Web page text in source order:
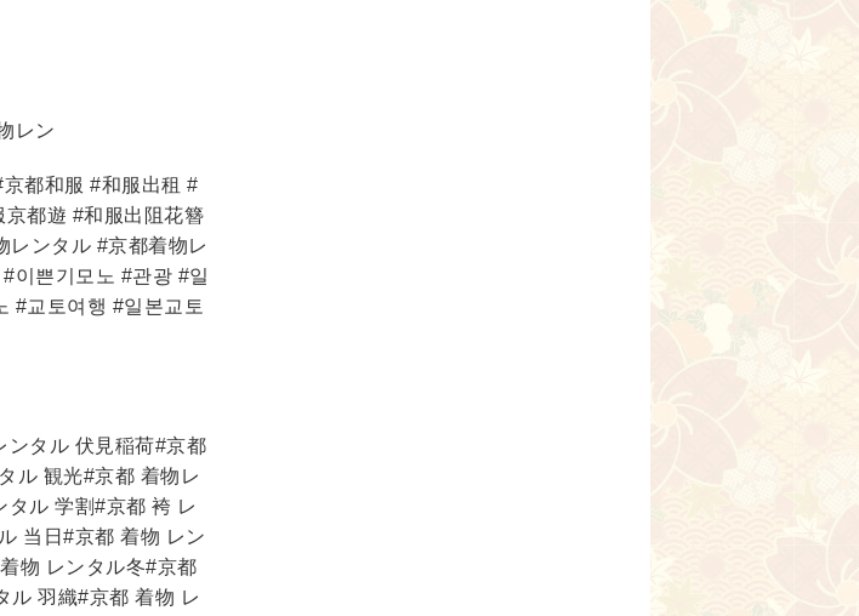
レン
都和服 #和服出租 #
都遊 #和服出阻花簪
ンタル #京都着物レ
이쁜기모노 #관광 #일
#교토여행 #일본교토
ンタル 伏見稲荷#京都
ル 観光#京都 着物レ
ル 学割#京都 袴 レ
当日#京都 着物 レン
物 レンタル冬#京都
ル 羽織#京都 着物 レ